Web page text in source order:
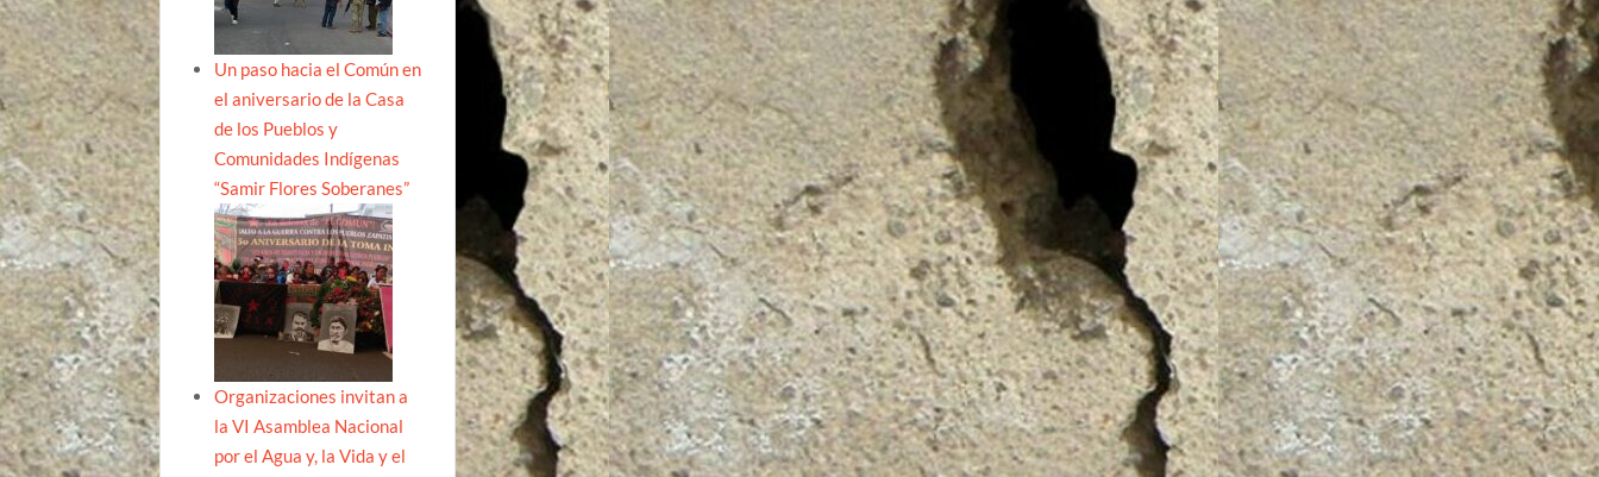
Un paso hacia el Común en
el aniversario de la Casa
de los Pueblos y
Comunidades Indígenas
“Samir Flores Soberanes”
Organizaciones invitan a
la VI Asamblea Nacional
por el Agua y, la Vida y el